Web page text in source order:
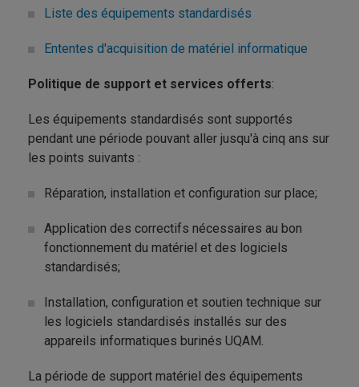
Liste des équipements standardisés
Ententes d'acquisition de matériel informatique
Politique de support et services offerts:
Les équipements standardisés sont supportés
pendant une période pouvant aller jusqu'à cinq ans sur
les points suivants :
Réparation, installation et configuration sur place;
Application des correctifs nécessaires au bon
fonctionnement du matériel et des logiciels
standardisés;
Installation, configuration et soutien technique sur
les logiciels standardisés installés sur des
appareils informatiques burinés UQAM.
La période de support matériel des équipements